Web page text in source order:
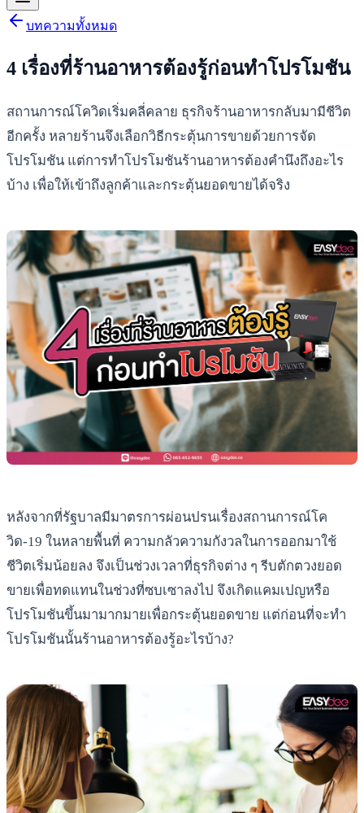
บทความทั้งหมด
4 เรื่องที่ร้านอาหารต้องรู้ก่อนทำโปรโมชัน
สถานการณ์โควิดเริ่มคลี่คลาย ธุรกิจร้านอาหารกลับมามีชีวิต
อีกครั้ง หลายร้านจึงเลือกวิธีกระตุ้นการขายด้วยการจัด
โปรโมชัน แต่การทำโปรโมชันร้านอาหารต้องคำนึงถึงอะไร
บ้าง เพื่อให้เข้าถึงลูกค้าและกระตุ้นยอดขายได้จริง
หลังจากที่รัฐบาลมีมาตรการผ่อนปรนเรื่องสถานการณ์โค
วิด-19 ในหลายพื้นที่ ความกลัวความกังวลในการออกมาใช้
ชีวิตเริ่มน้อยลง จึงเป็นช่วงเวลาที่ธุรกิจต่าง ๆ รีบตักตวงยอด
ขายเพื่อทดแทนในช่วงที่ซบเซาลงไป จึงเกิดแคมเปญหรือ
โปรโมชันขึ้นมามากมายเพื่อกระตุ้นยอดขาย แต่ก่อนที่จะทำ
โปรโมชันนั้นร้านอาหารต้องรู้อะไรบ้าง?